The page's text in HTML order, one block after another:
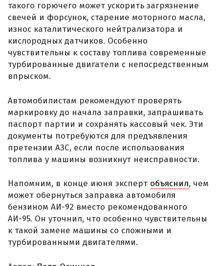
такого горючего может ускорить загрязнение
свечей и форсунок, старение моторного масла,
износ каталитического нейтрализатора и
кислородных датчиков. Особенно
чувствительны к составу топлива современные
турбированные двигатели с непосредственным
впрыском.
Автомобилистам рекомендуют проверять
маркировку до начала заправки, запрашивать
паспорт партии и сохранять кассовый чек. Эти
документы потребуются для предъявления
претензии АЗС, если после использования
топлива у машины возникнут неисправности.
Напомним, в конце июня эксперт объяснил, чем
может обернуться заправка автомобиля
бензином АИ-92 вместо рекомендованного
АИ-95. Он уточнил, что особенно чувствительны
к такой замене машины со сложными и
турбированными двигателями.